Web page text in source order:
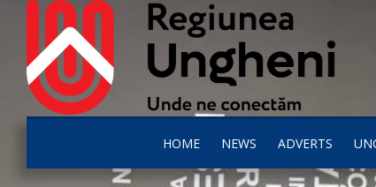
HOME NEWS ADVERTS